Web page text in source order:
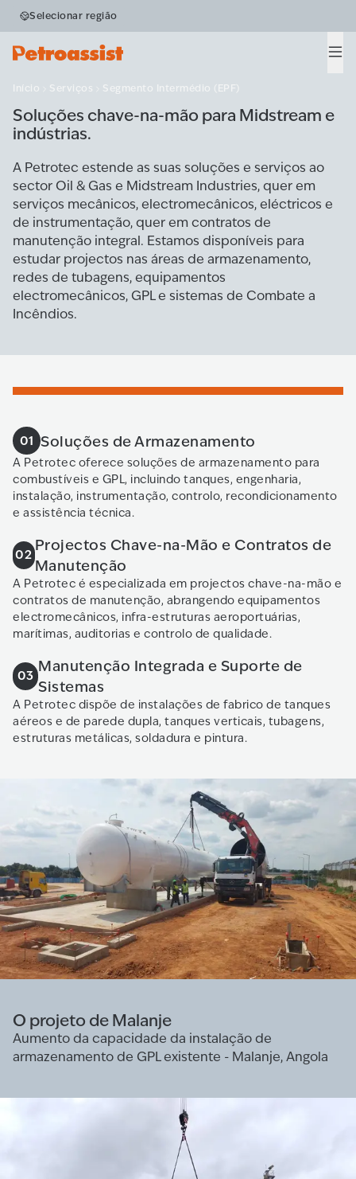
Selecionar região
Início Serviços Segmento Intermédio (EPF)
Projectos especiais
Soluções chave-na-mão para Midstream e
indústrias.
A Petrotec estende as suas soluções e serviços ao
sector Oil & Gas e Midstream Industries, quer em
serviços mecânicos, electromecânicos, eléctricos e
de instrumentação, quer em contratos de
manutenção integral. Estamos disponíveis para
estudar projectos nas áreas de armazenamento,
redes de tubagens, equipamentos
electromecânicos, GPL e sistemas de Combate a
Incêndios.
01 Soluções de Armazenamento
A Petrotec oferece soluções de armazenamento para
combustíveis e GPL, incluindo tanques, engenharia,
instalação, instrumentação, controlo, recondicionamento
e assistência técnica.
02
Projectos Chave-na-Mão e Contratos de
Manutenção
A Petrotec é especializada em projectos chave-na-mão e
contratos de manutenção, abrangendo equipamentos
electromecânicos, infra-estruturas aeroportuárias,
marítimas, auditorias e controlo de qualidade.
03
Manutenção Integrada e Suporte de
Sistemas
A Petrotec dispõe de instalações de fabrico de tanques
aéreos e de parede dupla, tanques verticais, tubagens,
estruturas metálicas, soldadura e pintura.
O projeto de Malanje
Aumento da capacidade da instalação de
armazenamento de GPL existente - Malanje, Angola